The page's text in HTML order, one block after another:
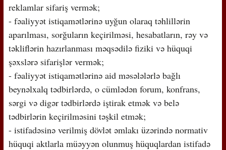
reklamlar sifariş vermək;
- fəaliyyət istiqamətlərinə uyğun olaraq təhlillərin
aparılması, sorğuların keçirilməsi, hesabatların, rəy və
təkliflərin hazırlanması məqsədilə fiziki və hüquqi
şəxslərə sifarişlər vermək;
- fəaliyyət istiqamətlərinə aid məsələlərlə bağlı
beynəlxalq tədbirlərdə, o cümlədən forum, konfrans,
sərgi və digər tədbirlərdə iştirak etmək və belə
tədbirlərin keçirilməsini təşkil etmək;
- istifadəsinə verilmiş dövlət əmlakı üzərində normativ
hüquqi aktlarla müəyyən olunmuş hüquqlardan istifadə